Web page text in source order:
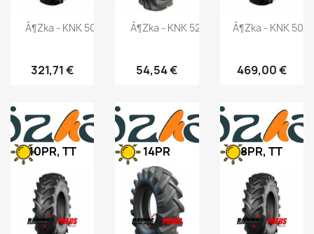
Ã¶zka - KNK 50 - 11.2-24 116A6
321,71 €
Ã¶zka - KNK 52 - 5.00-12 62A6
54,54 €
Ã¶zka - KNK 50 -
469,00 €
10PR, TT 14PR 8PR, TT